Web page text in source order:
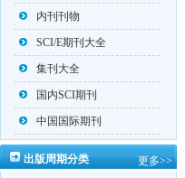
内刊刊物
SCI/E期刊大全
集刊大全
国内SCI期刊
中国国际期刊
出版周期分类 更多>>